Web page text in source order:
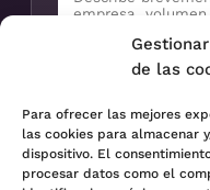
de las
Para ofrecer las mejores
las cookies para almacenar
dispositivo. El
procesar datos como el
Solicitar
Información tratada